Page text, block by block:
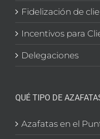
Fidelización de
Incentivos para
Delegaciones
QUÉ TIPO DE
Azafatas en el